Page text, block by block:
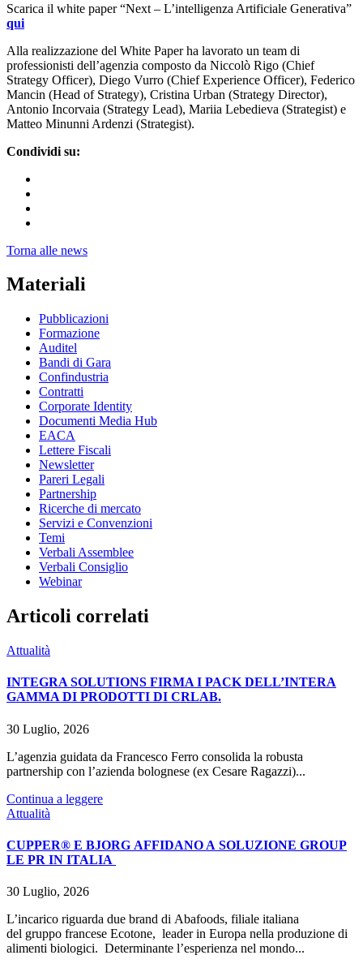
Scarica il white paper “Next – L’intelligenza Artificiale Generativa”
qui
Alla realizzazione del White Paper ha lavorato un team di
professionisti dell’agenzia composto da Niccolò Rigo (Chief
Strategy Officer), Diego Vurro (Chief Experience Officer), Federico
Mancin (Head of Strategy), Cristina Urban (Strategy Director),
Antonio Incorvaia (Strategy Lead), Mariia Lebedieva (Strategist) e
Matteo Minunni Ardenzi (Strategist).
Condividi su:
Torna alle news
Materiali
Pubblicazioni
Formazione
Auditel
Bandi di Gara
Confindustria
Contratti
Corporate Identity
Documenti Media Hub
EACA
Lettere Fiscali
Newsletter
Pareri Legali
Partnership
Ricerche di mercato
Servizi e Convenzioni
Temi
Verbali Assemblee
Verbali Consiglio
Webinar
Articoli correlati
Attualità
INTEGRA SOLUTIONS FIRMA I PACK DELL’INTERA
GAMMA DI PRODOTTI DI CRLAB.
30 Luglio, 2026
L’agenzia guidata da Francesco Ferro consolida la robusta
partnership con l’azienda bolognese (ex Cesare Ragazzi)...
Continua a leggere
Attualità
CUPPER® E BJORG AFFIDANO A SOLUZIONE GROUP
LE PR IN ITALIA
30 Luglio, 2026
L’incarico riguarda due brand di Abafoods, filiale italiana
del gruppo francese Ecotone, leader in Europa nella produzione di
alimenti biologici. Determinante l’esperienza nel mondo...